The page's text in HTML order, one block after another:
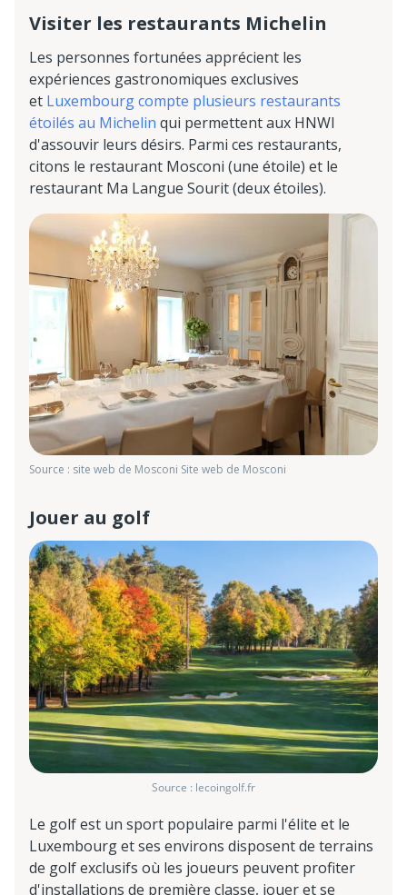
Visiter les restaurants Michelin
Les personnes fortunées apprécient les
expériences gastronomiques exclusives
et Luxembourg compte plusieurs restaurants
étoilés au Michelin qui permettent aux HNWI
d'assouvir leurs désirs. Parmi ces restaurants,
citons le restaurant Mosconi (une étoile) et le
restaurant Ma Langue Sourit (deux étoiles).
Source : site web de Mosconi Site web de Mosconi
Jouer au golf
Source : lecoingolf.fr
Le golf est un sport populaire parmi l'élite et le
Luxembourg et ses environs disposent de terrains
de golf exclusifs où les joueurs peuvent profiter
d'installations de première classe, jouer et se